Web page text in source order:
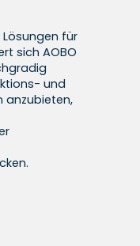
für
sich AOBO
und
anzubieten,